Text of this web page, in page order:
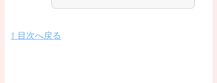
⇧ 目次へ戻る